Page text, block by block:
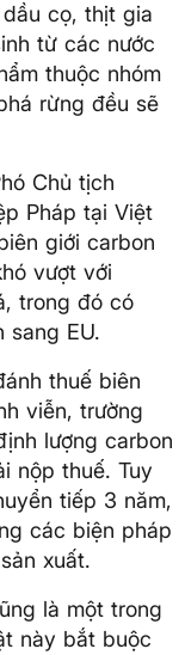
cọ, thịt gia
từ các nước
thuộc nhóm
rừng đều sẽ
Chủ tịch
Pháp tại Việt
giới carbon
vượt với
trong đó có
sang EU.
thuế biên
viễn, trường
lượng carbon
nộp thuế. Tuy
tiếp 3 năm,
các biện pháp
xuất.
là một trong
này bắt buộc